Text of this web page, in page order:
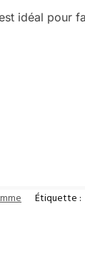
idéal pour
Étiquette :